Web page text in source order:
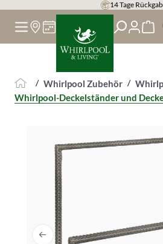
springen
14 Tage
/ Whirlpool Zubehör /
Whirlpool-Deckelständer und